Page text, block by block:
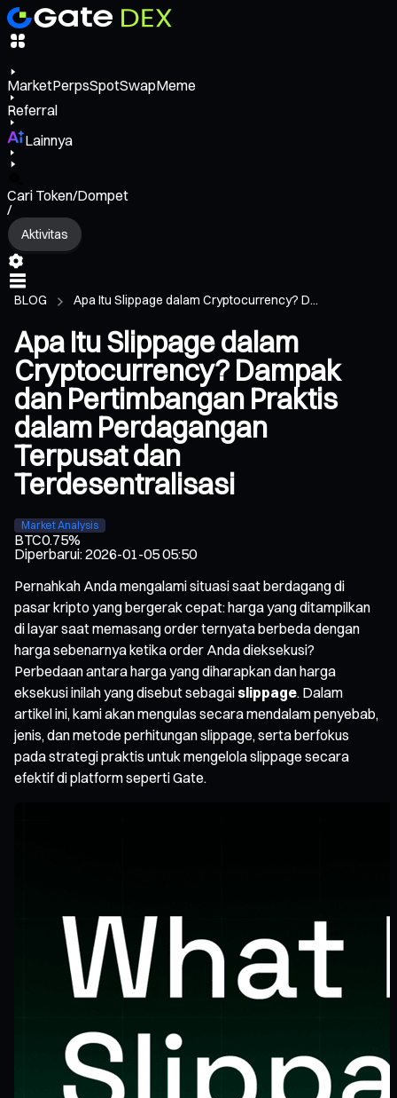
MarketPerpsSpotSwapMeme
Referral
Lainnya
Cari Token/Dompet
/
Aktivitas
BLOG Apa Itu Slippage dalam Cryptocurrency? D...
Apa Itu Slippage dalam
Cryptocurrency? Dampak
dan Pertimbangan Praktis
dalam Perdagangan
Terpusat dan
Terdesentralisasi
Market Analysis
BTC0.75%
Diperbarui:2026-01-05 05:50
Pernahkah Anda mengalami situasi saat berdagang di
pasar kripto yang bergerak cepat: harga yang ditampilkan
di layar saat memasang order ternyata berbeda dengan
harga sebenarnya ketika order Anda dieksekusi?
Perbedaan antara harga yang diharapkan dan harga
eksekusi inilah yang disebut sebagai slippage. Dalam
artikel ini, kami akan mengulas secara mendalam penyebab,
jenis, dan metode perhitungan slippage, serta berfokus
pada strategi praktis untuk mengelola slippage secara
efektif di platform seperti Gate.